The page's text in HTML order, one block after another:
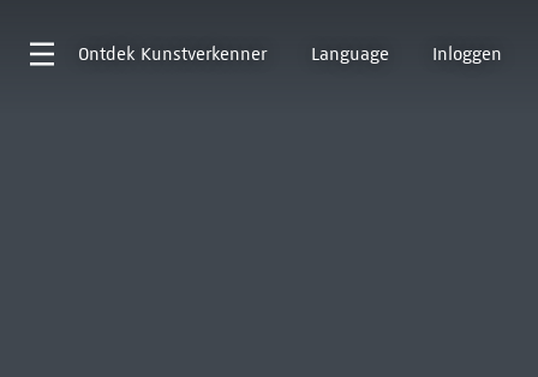
Ontdek Kunstverkenner Language Inloggen